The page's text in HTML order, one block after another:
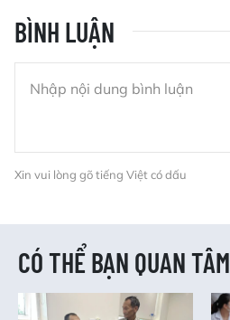
BÌNH LUẬN
Xin vui lòng gõ tiếng Việt có dấu
CÓ THỂ BẠN QUAN TÂM